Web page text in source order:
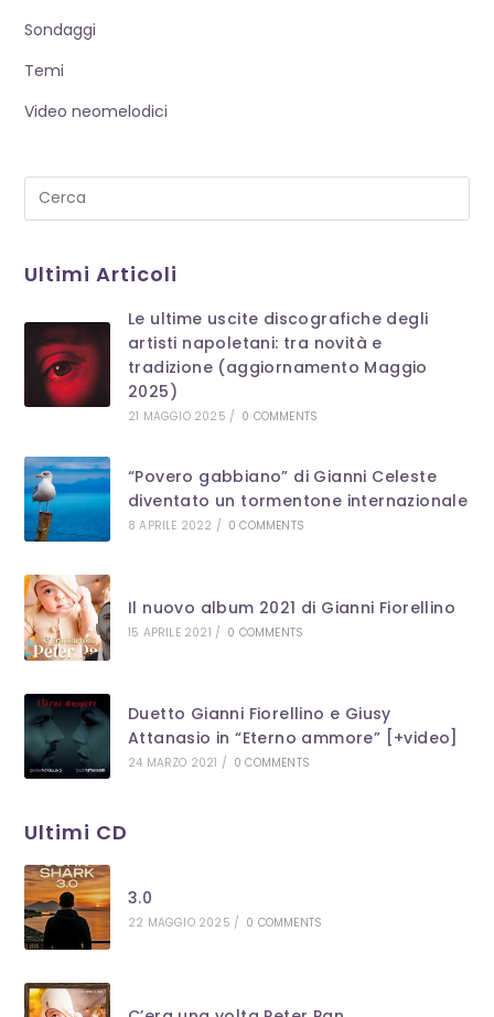
Sondaggi
Temi
Video neomelodici
Ultimi Articoli
Le ultime uscite discografiche degli
artisti napoletani: tra novità e
tradizione (aggiornamento Maggio
2025)
21 MAGGIO 2025 / 0 COMMENTS
“Povero gabbiano” di Gianni Celeste
diventato un tormentone internazionale
8 APRILE 2022 / 0 COMMENTS
Il nuovo album 2021 di Gianni Fiorellino
15 APRILE 2021 / 0 COMMENTS
Duetto Gianni Fiorellino e Giusy
Attanasio in “Eterno ammore” [+video]
24 MARZO 2021 / 0 COMMENTS
Ultimi CD
3.0
22 MAGGIO 2025 / 0 COMMENTS